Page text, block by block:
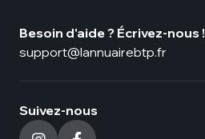
Besoin d'aide ? Écrivez-nous !
support@lannuairebtp.fr
Suivez-nous